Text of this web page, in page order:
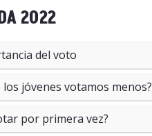
2022
del voto
los jóvenes votamos menos?
por primera vez?